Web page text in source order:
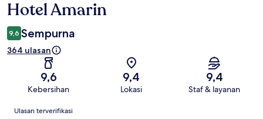
Hotel Amarin
9,6 Sempurna
364 ulasan
9,6
Kebersihan
9,4
Lokasi
9,4
Staf & layanan
Ulasan
Ulasan terverifikasi